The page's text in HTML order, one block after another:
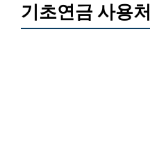
기초연금 사용처